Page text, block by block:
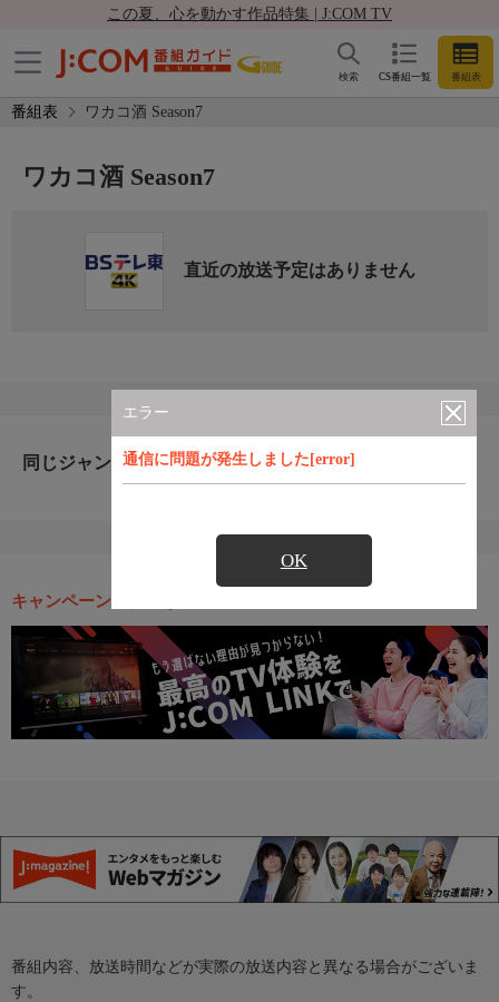
この夏、心を動かす作品特集 | J:COM TV
CS番組一覧 番組表
検索
番組表 ワカコ酒 Season7
エラー
通信に問題が発生しました[error]
OK
ワカコ酒 Season7
直近の放送予定はありません
同じジャンルのおすすめ番組
キャンペーン・お得な情報
番組内容、放送時間などが実際の放送内容と異なる場合がございま
す。